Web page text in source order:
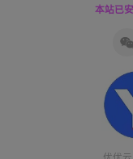
本站已